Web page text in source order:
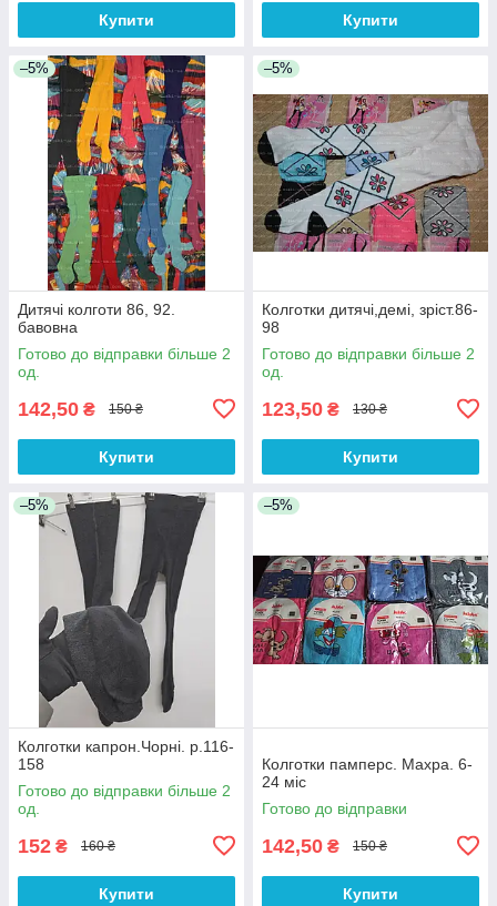
Купити Купити
–5%
Дитячі колготи 86, 92.
бавовна
Готово до відправки більше 2
од.
142,50 ₴ 150 ₴
Купити
–5%
Колготки дитячі,демі, зріст.86-
98
Готово до відправки більше 2
од.
123,50 ₴ 130 ₴
Купити
–5%
Колготки капрон.Чорні. р.116-
158
Готово до відправки більше 2
од.
152 ₴ 160 ₴
Купити
–5%
Колготки памперс. Махра. 6-
24 міс
Готово до відправки
142,50 ₴ 150 ₴
Купити